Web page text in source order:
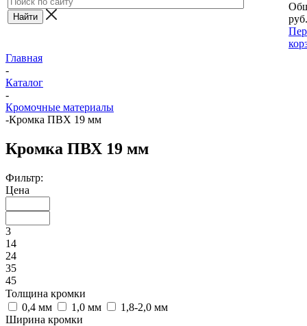
руб.
Главная
-
Каталог
-
Кромочные материалы
-Кромка ПВХ 19 мм
Кромка ПВХ 19 мм
Фильтр:
Цена
3
14
24
35
45
Толщина кромки
0,4 мм
1,0 мм
1,8-2,0 мм
Ширина кромки